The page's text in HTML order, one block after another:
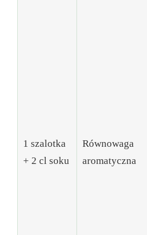
1 szalotka
+ 2 cl soku
Równowaga
aromatyczna